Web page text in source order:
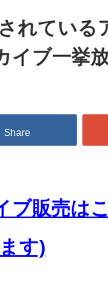
れている
ブ一挙放
Share
販売は
す)